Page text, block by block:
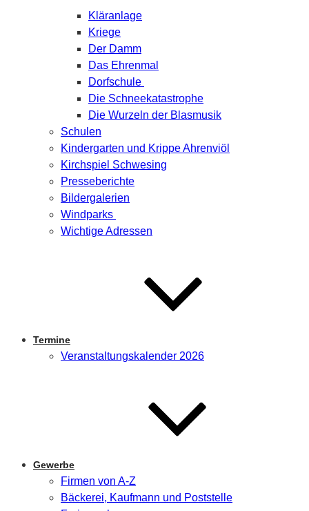
Kläranlage
Kriege
Der Damm
Das Ehrenmal
Dorfschule
Die Schneekatastrophe
Die Wurzeln der Blasmusik
Schulen
Kindergarten und Krippe Ahrenviöl
Kirchspiel Schwesing
Presseberichte
Bildergalerien
Windparks
Wichtige Adressen
Termine
Veranstaltungskalender 2026
Gewerbe
Firmen von A-Z
Bäckerei, Kaufmann und Poststelle